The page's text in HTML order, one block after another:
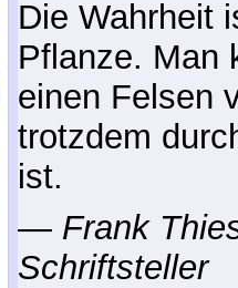
Die Wahrheit
Pflanze. Man
einen Felsen
trotzdem
ist.
— Frank
Schriftsteller